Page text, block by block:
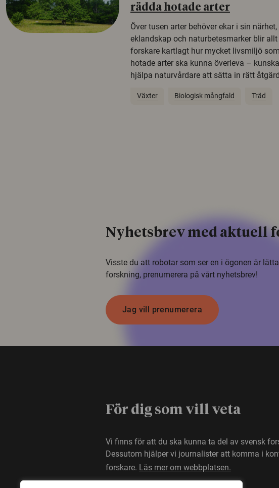
rädda hotade arter
Över tusen arter behöver ekar i sin
eklandskap och naturbetesmarker blir
forskare kartlagt hur mycket livsmiljö
hotade arter ska kunna överleva –
hjälpa naturvårdare att sätta in rätt
Växter Biologisk mångfald Träd
Nyhetsbrev med aktuell
Visste du att robotar som ser en i ögonen är
forskning, prenumerera på vårt nyhetsbrev!
Jag vill prenumerera
För dig som vill veta
Vi finns för att du ska kunna ta del av svensk
Dessutom hjälper vi journalister att komma i
forskare. Läs mer om webbplatsen.